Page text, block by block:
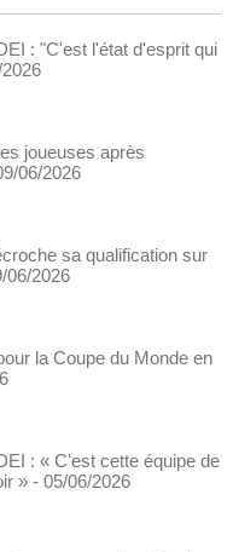
: "C'est l'état d'esprit qui
joueuses après
06/2026
sa qualification sur
06/2026
la Coupe du Monde en
: « C'est cette équipe de
» - 05/06/2026